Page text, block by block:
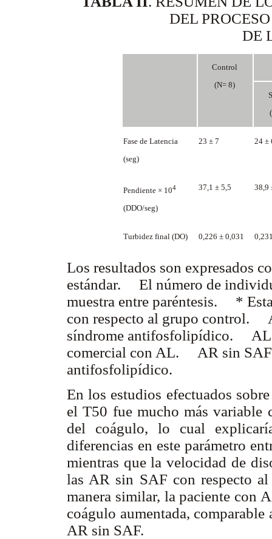
DEL
DE
Control
(N= 8)
Fase de Latencia
(seg)
23 ± 7 24 ±
Pendiente × 104
(DDO/seg)
37,1 ± 5,5 38,9
Turbidez final (DO) 0,226 ± 0,031
Los resultados son expresados
estándar. El número de
muestra entre paréntesis. *
con respecto al grupo control.
síndrome antifosfolipídico.
comercial con AL. AR sin SAF:
antifosfolipídico.
En los estudios efectuados
el T50 fue mucho más variable
del coágulo, lo cual
diferencias en este parámetro
mientras que la velocidad de
las AR sin SAF con respecto
manera similar, la paciente con
coágulo aumentada,
AR sin SAF.